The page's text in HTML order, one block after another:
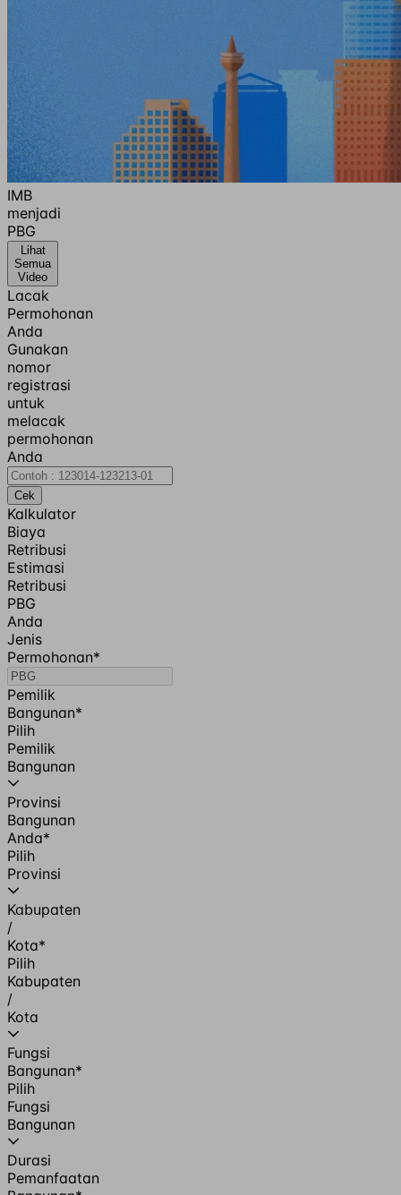
IMB
menjadi
PBG
Lihat
Semua
Video
Lacak
Permohonan
Anda
Gunakan
nomor
registrasi
untuk
melacak
permohonan
Anda
Cek
Kalkulator
Biaya
Retribusi
Estimasi
Retribusi
PBG
Anda
Jenis
Permohonan*
Pemilik
Bangunan*
Pilih
Pemilik
Bangunan
Provinsi
Bangunan
Anda*
Pilih
Provinsi
Kabupaten
/
Kota*
Pilih
Kabupaten
/
Kota
Fungsi
Bangunan*
Pilih
Fungsi
Bangunan
Durasi
Pemanfaatan